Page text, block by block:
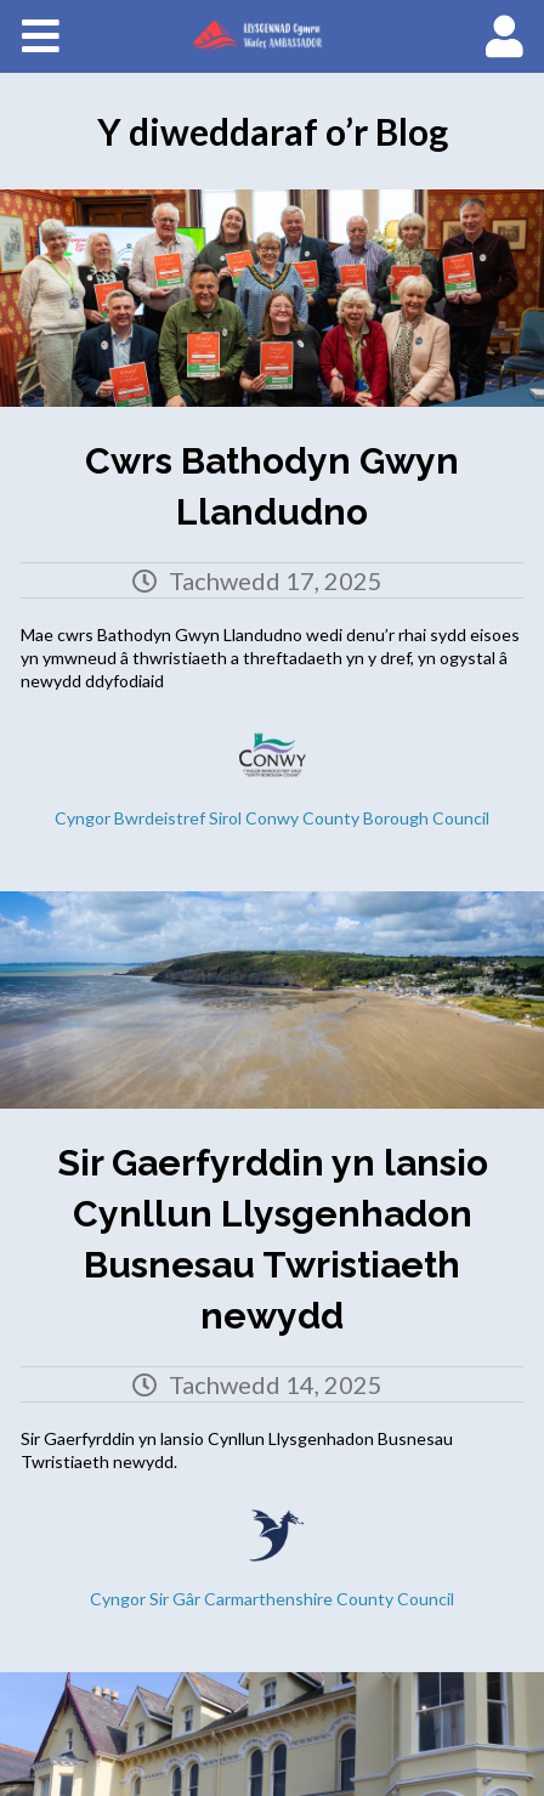
Y diweddaraf o’r Blog
Cwrs Bathodyn Gwyn
Llandudno
Tachwedd 17, 2025
Mae cwrs Bathodyn Gwyn Llandudno wedi denu’r rhai sydd eisoes
yn ymwneud â thwristiaeth a threftadaeth yn y dref, yn ogystal â
newydd ddyfodiaid
Cyngor Bwrdeistref Sirol Conwy County Borough Council
Sir Gaerfyrddin yn lansio
Cynllun Llysgenhadon
Busnesau Twristiaeth
newydd
Tachwedd 14, 2025
Sir Gaerfyrddin yn lansio Cynllun Llysgenhadon Busnesau
Twristiaeth newydd.
Cyngor Sir Gâr Carmarthenshire County Council